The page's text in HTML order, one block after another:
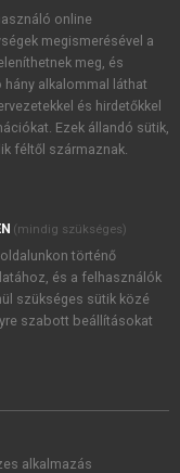
akcióiról.
újdonságairól,
tudomásul
a szotar.netés a
foglaltakat
online
megismerésével a
meg, és
alkalommal láthat
és hirdetőkkel
Ezek állandó sütik,
féltől származnak.
(mindig szükséges)
történő
és a felhasználók
szükséges sütik közé
szabott beállításokat
alkalmazás